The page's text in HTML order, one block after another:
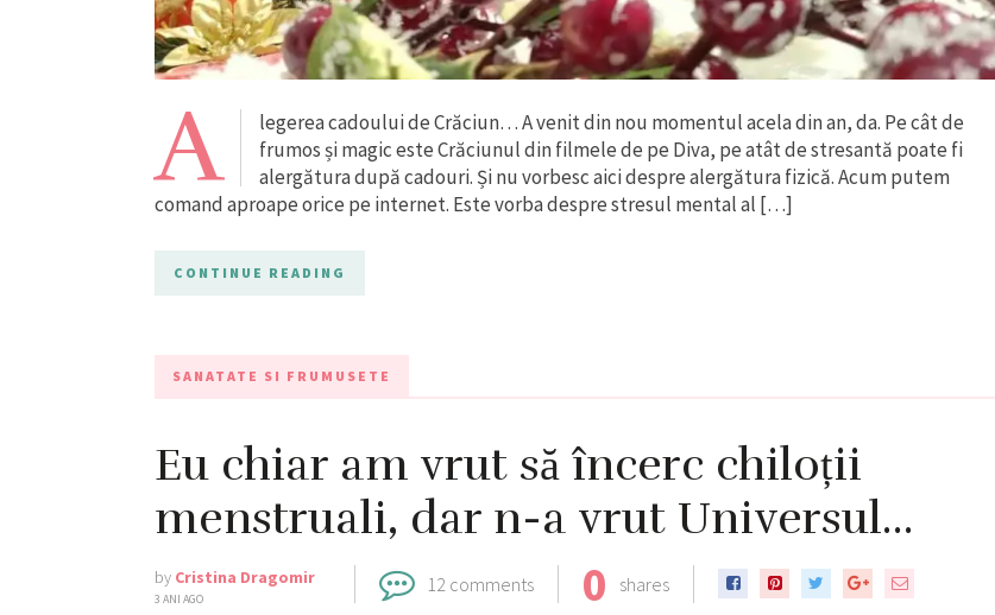
A
legerea cadoului de Crăciun… A venit din nou momentul acela din an, da. Pe cât de
frumos și magic este Crăciunul din filmele de pe Diva, pe atât de stresantă poate fi
alergătura după cadouri. Și nu vorbesc aici despre alergătura fizică. Acum putem
comand aproape orice pe internet. Este vorba despre stresul mental al […]
CONTINUE READING
SANATATE SI FRUMUSETE
Eu chiar am vrut să încerc chiloții
menstruali, dar n-a vrut Universul…
by Cristina Dragomir
3 ANI AGO
12 comments 0 shares